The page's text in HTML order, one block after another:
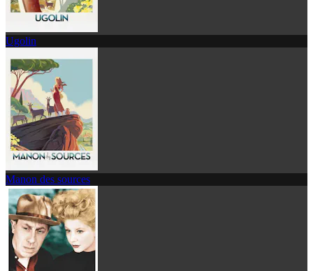
Ugolin
Manon des sources